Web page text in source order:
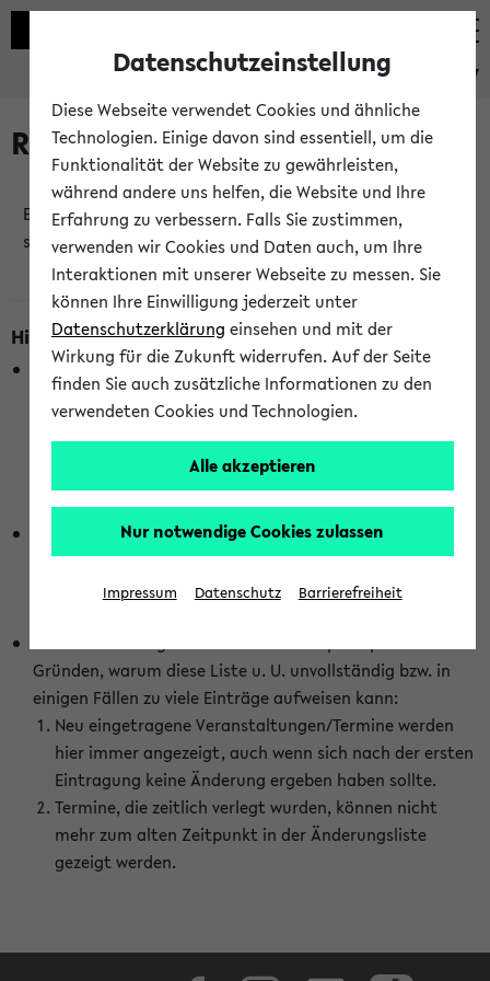
eKVV
Raumänderungen
Es wurden keine Raumänderungen an jetzt
stattfindenden Veranstaltungen gefunden!
Hinweise zur Liste der Raumänderungen
In dieser Liste werden nur Veranstaltungstermine
berücksichtigt, die gerade oder innerhalb der nächsten 2
Stunden stattfinden. Berücksichtigt werden nur Termine,
wurden. Die Anzeige ist semesterübergreifend und nicht
abhängig vom im eKVV gewählten Semester.
Die hier gezeigte Liste von Raumänderungen kann nur
vollständig sein, wenn den Fakultäten von den Lehrenden
die Änderungen zeitnah mitgeteilt und diese Änderungen
Gründen, warum diese Liste u. U. unvollständig bzw. in
einigen Fällen zu viele Einträge aufweisen kann:
Neu eingetragene Veranstaltungen/Termine werden
hier immer angezeigt, auch wenn sich nach der ersten
Eintragung keine Änderung ergeben haben sollte.
Termine, die zeitlich verlegt wurden, können nicht
mehr zum alten Zeitpunkt in der Änderungsliste
gezeigt werden.
Datenschutzeinstellung
Diese Webseite verwendet Cookies und ähnliche
Technologien. Einige davon sind essentiell, um die
Funktionalität der Website zu gewährleisten,
während andere uns helfen, die Website und Ihre
Erfahrung zu verbessern. Falls Sie zustimmen,
verwenden wir Cookies und Daten auch, um Ihre
Interaktionen mit unserer Webseite zu messen. Sie
können Ihre Einwilligung jederzeit unter
Datenschutzerklärung einsehen und mit der
Wirkung für die Zukunft widerrufen. Auf der Seite
finden Sie auch zusätzliche Informationen zu den
verwendeten Cookies und Technologien.
Alle akzeptieren
Nur notwendige Cookies zulassen
Impressum Datenschutz Barrierefreiheit